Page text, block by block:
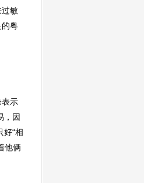
敏
的粤
示
，因
好“相
他俩